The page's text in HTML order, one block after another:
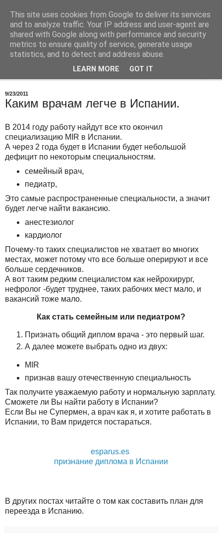
Врач в Испании
О работе, о медицине в Испании
9/23/2011
Каким врачам легче в Испании.
В 2014 году работу найдут все кто окончил
специализацию MIR в Испании.
А через 2 года будет в Испании будет небольшой
дефицит по некоторым специальностям.
семейный врач,
педиатр,
Это самые распространенные специальности, а значит
будет легче найти вакансию.
анестезиолог
кардиолог
Почему-то таких специалистов не хватает во многих
местах, может потому что все больше оперируют и все
больше сердечников.
А вот таким редким специалистом как нейрохирург,
нефролог -будет труднее, таких рабочих мест мало, и
вакансий тоже мало.
Как стать семейным или педиатром?
Признать общий диплом врача - это первый шаг.
А далее можете выбрать одно из двух:
MIR
признав вашу отечественную специальность
Так получите уважаемую работу и нормальную зарплату.
Сможете ли Вы найти работу в Испании?
Если Вы не Супермен, а врач как я, и хотите работать в
Испании, то Вам придется постараться.
esparus.es
признание диплома в Испании
В других постах читайте о том как составить план для
переезда в Испанию.
This site uses cookies from Google to deliver its services
and to analyze traffic. Your IP address and user-agent are
shared with Google along with performance and security
metrics to ensure quality of service, generate usage
statistics, and to detect and address abuse.
LEARN MORE GOT IT